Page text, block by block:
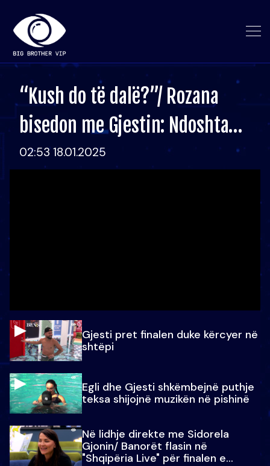
“Kush do të dalë?”/ Rozana
bisedon me Gjestin: Ndoshta…
02:53 18.01.2025
Gjesti pret finalen duke kërcyer në
shtëpi
Egli dhe Gjesti shkëmbejnë puthje
teksa shijojnë muzikën në pishinë
Në lidhje direkte me Sidorela
Gjonin/ Banorët flasin në
"Shqipëria Live" për finalen e